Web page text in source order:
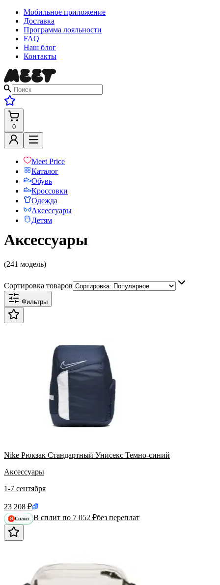
Мобильное приложение
Доставка
Программа лояльности
FAQ
Наш блог
Контакты
0
Meet Price
Каталог
Обувь
Кроссовки
Одежда
Аксессуары
Детям
Аксессуары
(241 модель)
Сортировка товаров
Фильтры
Nike Рюкзак Стандартный Унисекс Темно-синий
Аксессуары
1-7 сентября
23 208 ₽
Я Сплит В сплит по 7 052 ₽без переплат